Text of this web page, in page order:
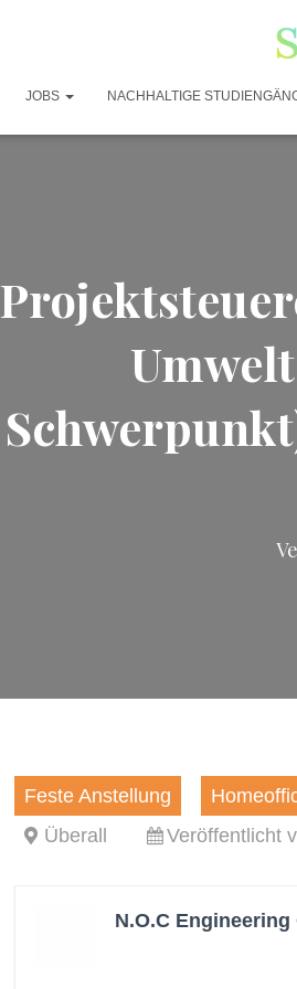
JOBS NACHHALTIGE
Feste Anstellung
Überall
Veröffentlicht
N.O.C Engineering